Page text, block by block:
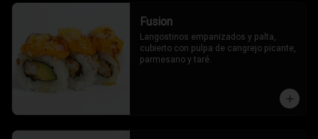
Fusion
Langostinos empanizados y palta,
cubierto con pulpa de cangrejo picante,
parmesano y taré.